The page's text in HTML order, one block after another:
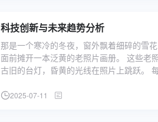
科技创新与未来趋势分析
那是一个寒冷的冬夜，窗外飘着细碎的雪
面前摊开一本泛黄的老照片画册。 这些老
古旧的台灯，昏黄的光线在照片上跳跃。
2025-07-11